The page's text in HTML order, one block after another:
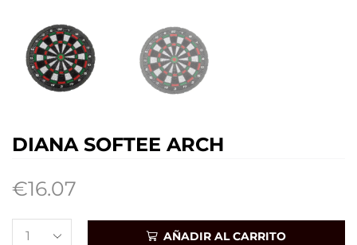
DIANA SOFTEE ARCH
€16.07
AÑADIR AL CARRITO